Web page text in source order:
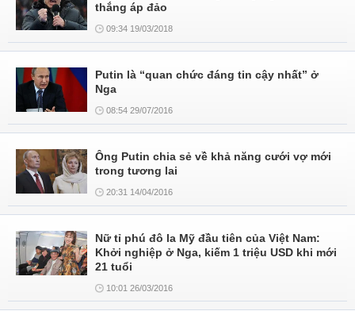
thắng áp đảo
09:34 19/03/2018
Putin là “quan chức đáng tin cậy nhất” ở
Nga
08:54 29/07/2016
Ông Putin chia sẻ về khả năng cưới vợ mới
trong tương lai
20:31 14/04/2016
Nữ tỉ phú đô la Mỹ đầu tiên của Việt Nam:
Khởi nghiệp ở Nga, kiếm 1 triệu USD khi mới
21 tuổi
10:01 26/03/2016